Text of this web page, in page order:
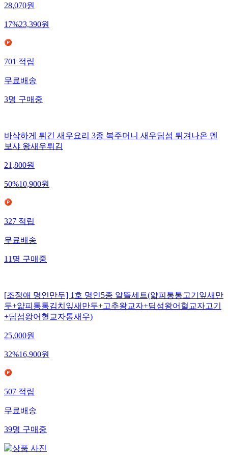
28,070원
17%23,390원
701적립
무료배송
3명구매중
바삭하게 튀긴 새우요리 3종 복주머니 새우딤섬 튀겨나온 멘
보샤 왕새우튀김
21,800원
50%10,900원
327적립
무료배송
11명구매중
[조정애 명인만두] 1호 명인5종 알뜰세트(얇피통통고기잎새만
두+얇피통통김치잎새만두+고추왕교자+딤섬왕어혈교자고기
+딤섬왕어혈교자통새우)
25,000원
32%16,900원
507적립
무료배송
39명구매중